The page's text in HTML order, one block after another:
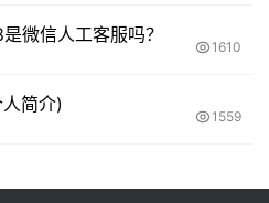
微信人工客服吗？
1610
简介)
1559